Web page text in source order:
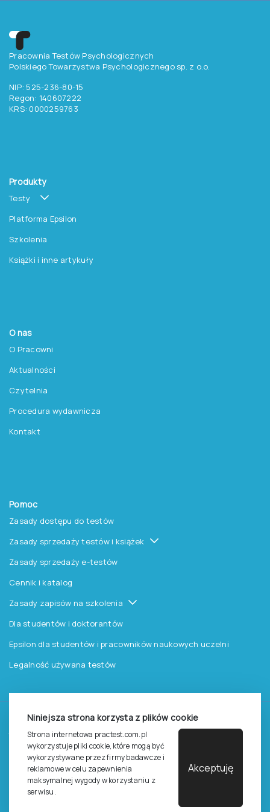
Niniejsza strona korzysta z plików cookie
Strona internetowa practest.com.pl
wykorzystuje pliki cookie, które mogą być
wykorzystywane przez firmy badawcze i
reklamowe w celu zapewnienia
maksymalnej wygody w korzystaniu z
serwisu.
Akceptuję
Pracownia Testów Psychologicznych
Polskiego Towarzystwa Psychologicznego sp. z o.o.
NIP: 525-236-80-15
Regon: 140607222
KRS: 0000259763
Produkty
Testy
Platforma Epsilon
Szkolenia
Książki i inne artykuły
O nas
O Pracowni
Aktualności
Czytelnia
Procedura wydawnicza
Kontakt
Pomoc
Zasady dostępu do testów
Zasady sprzedaży testów i książek
Zasady sprzedaży e-testów
Cennik i katalog
Zasady zapisów na szkolenia
Dla studentów i doktorantów
Epsilon dla studentów i pracowników naukowych uczelni
Legalność używana testów
Pracownia Testów Psychologicznych Polskiego
Towarzystwa Psychologicznego sp. z o.o.
Wszelkie prawa zastrzeżone.
Regulamin Polityka prywantości